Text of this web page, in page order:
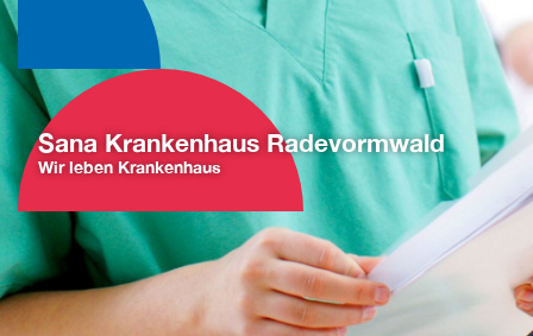
Sana Krankenhaus Radevormwald
Wir leben Krankenhaus